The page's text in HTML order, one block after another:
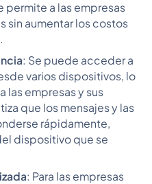
permite a las empresas
sin aumentar los costos
: Se puede acceder a
varios dispositivos, lo
las empresas y sus
que los mensajes y las
rápidamente,
dispositivo que se
: Para las empresas